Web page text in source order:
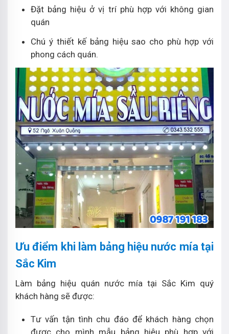
Đặt bảng hiệu ở vị trí phù hợp với không gian
quán
Chú ý thiết kế bảng hiệu sao cho phù hợp với
phong cách quán.
Ưu điểm khi làm bảng hiệu nước mía tại
Sắc Kim
Làm bảng hiệu quán nước mía tại Sắc Kim quý
khách hàng sẽ được:
Tư vấn tận tình chu đáo để khách hàng chọn